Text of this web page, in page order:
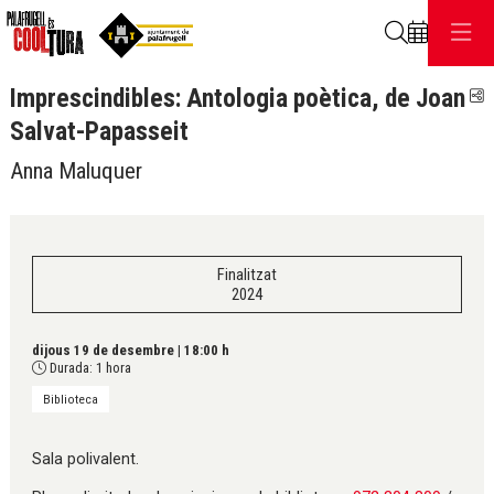
Imprescindibles: Antologia poètica, de Joan
Salvat-Papasseit
Anna Maluquer
Finalitzat
2024
dijous 19 de desembre | 18:00 h
Durada: 1 hora
Biblioteca
Sala polivalent.